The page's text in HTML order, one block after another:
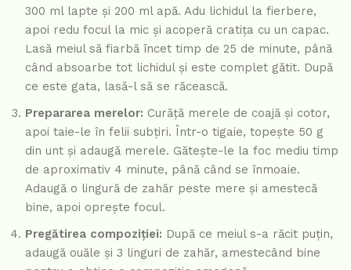
300 ml lapte și 200 ml apă. Adu lichidul la fierbere,
apoi redu focul la mic și acoperă cratița cu un capac.
Lasă meiul să fiarbă încet timp de 25 de minute, până
când absoarbe tot lichidul și este complet gătit. După
ce este gata, lasă-l să se răcească.
Prepararea merelor: Curăță merele de coajă și cotor,
apoi taie-le în felii subțiri. Într-o tigaie, topește 50 g
din unt și adaugă merele. Gătește-le la foc mediu timp
de aproximativ 4 minute, până când se înmoaie.
Adaugă o lingură de zahăr peste mere și amestecă
bine, apoi oprește focul.
Pregătirea compoziției: După ce meiul s-a răcit puțin,
adaugă ouăle și 3 linguri de zahăr, amestecând bine